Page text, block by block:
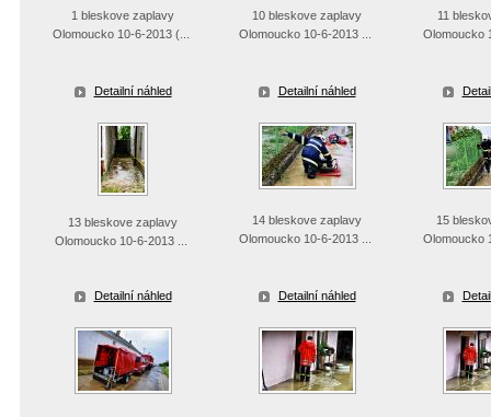
1 bleskove zaplavy
Olomoucko 10-6-2013 (...
Detailní náhled
10 bleskove zaplavy
Olomoucko 10-6-2013 ...
Detailní náhled
11
Olomoucko
13 bleskove zaplavy
Olomoucko 10-6-2013 ...
Detailní náhled
14 bleskove zaplavy
Olomoucko 10-6-2013 ...
Detailní náhled
15
Olomoucko